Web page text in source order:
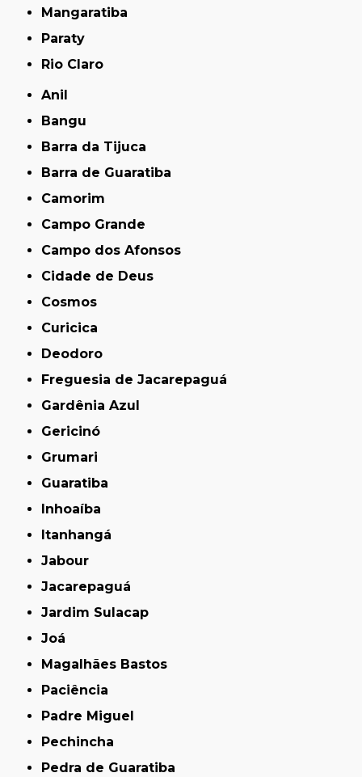
Mangaratiba
Paraty
Rio Claro
Anil
Bangu
Barra da Tijuca
Barra de Guaratiba
Camorim
Campo Grande
Campo dos Afonsos
Cidade de Deus
Cosmos
Curicica
Deodoro
Freguesia de Jacarepaguá
Gardênia Azul
Gericinó
Grumari
Guaratiba
Inhoaíba
Itanhangá
Jabour
Jacarepaguá
Jardim Sulacap
Joá
Magalhães Bastos
Paciência
Padre Miguel
Pechincha
Pedra de Guaratiba